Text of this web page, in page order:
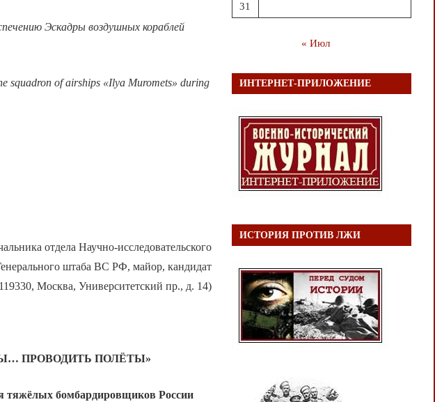
Эскадры воздушных кораблей
squadron of airships «Ilya Muromets» during
отдела Научно-исследовательского
штаба ВС РФ, майор, кандидат
Москва, Университетский пр., д. 14)
ПРОВОДИТЬ ПОЛЁТЫ»
тяжёлых бомбардировщиков России
31
« Июл
ИНТЕРНЕТ-ПРИЛОЖЕНИЕ
ИСТОРИЯ ПРОТИВ ЛЖИ